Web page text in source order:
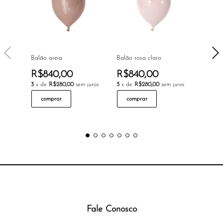
Balão areia
R$840,00
3 x de R$280,00 sem juros
comprar
Balão rosa claro
R$840,00
3 x de R$280,00 sem juros
comprar
Balão
Fale Conosco